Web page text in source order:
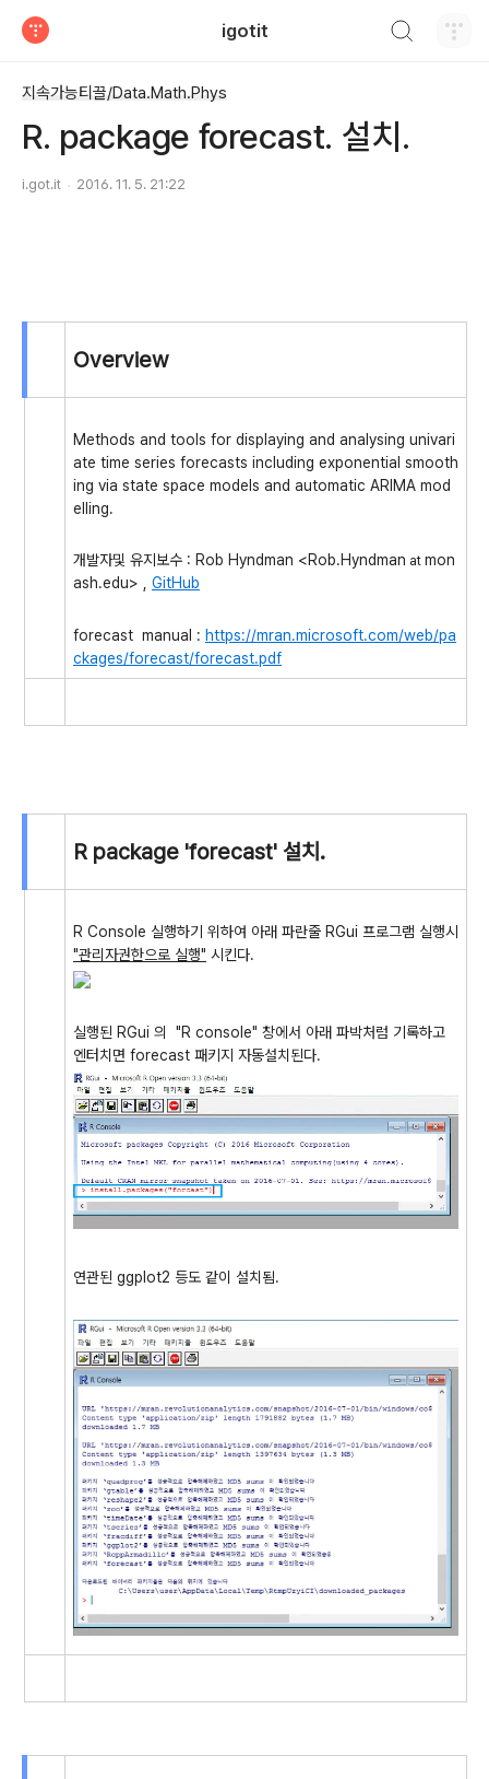
igotit
지속가능티끌/Data.Math.Phys
R. package forecast. 설치.
i.got.it 2016. 11. 5. 21:22
Overview
Methods and tools for displaying and analysing univari
ate time series forecasts including exponential smooth
ing via state space models and automatic ARIMA mod
elling.
개발자및 유지보수 : Rob Hyndman <Rob.Hyndman at mon
ash.edu> , GitHub
forecast manual : https://mran.microsoft.com/web/pa
ckages/forecast/forecast.pdf
R package 'forecast' 설치.
R Console 실행하기 위하여 아래 파란줄 RGui 프로그램 실행시
"관리자권한으로 실행" 시킨다.
실행된 RGui 의 "R console" 창에서 아래 파박처럼 기록하고
엔터치면 forecast 패키지 자동설치된다.
연관된 ggplot2 등도 같이 설치됨.